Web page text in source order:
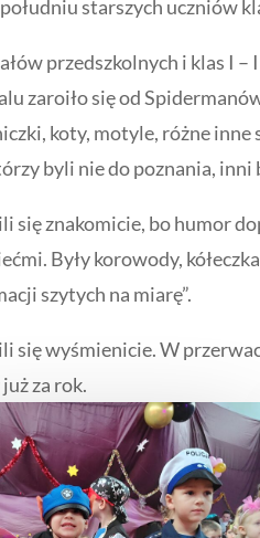
starszych uczniów
przedszkolnych i klas I
zaroiło się od
koty, motyle, różne inne
byli nie do poznania,
się znakomicie, bo humor
Były korowody,
szytych na miarę”.
się wyśmienicie. W
za rok.